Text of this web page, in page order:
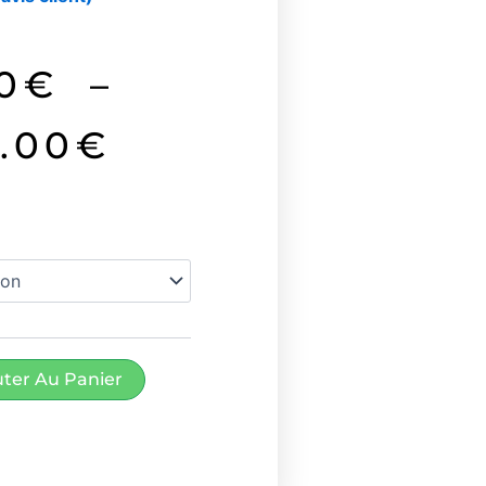
€
–
€
2.80€
à
49.00€
Au Panier